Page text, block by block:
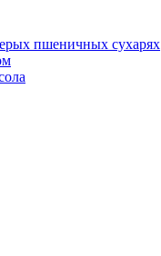
пшеничных сухарях